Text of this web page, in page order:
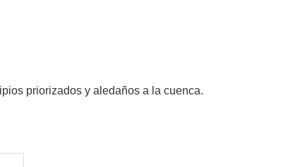
priorizados y aledaños a la cuenca.